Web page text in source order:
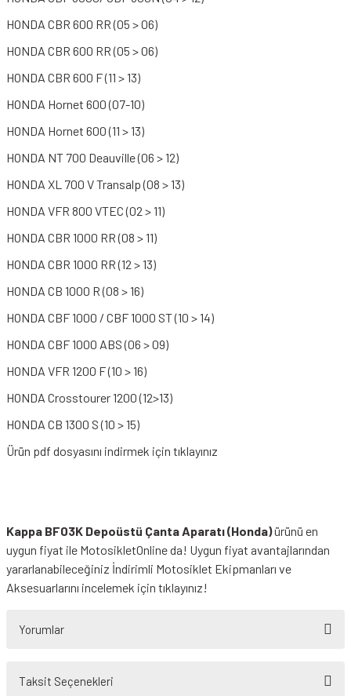
HONDA CBR 600 RR (05 > 06)
HONDA CBR 600 RR (05 > 06)
HONDA CBR 600 F (11 > 13)
HONDA Hornet 600 (07-10)
HONDA Hornet 600 (11 > 13)
HONDA NT 700 Deauville (06 > 12)
HONDA XL 700 V Transalp (08 > 13)
HONDA VFR 800 VTEC (02 > 11)
HONDA CBR 1000 RR (08 > 11)
HONDA CBR 1000 RR (12 > 13)
HONDA CB 1000 R (08 > 16)
HONDA CBF 1000 / CBF 1000 ST (10 > 14)
HONDA CBF 1000 ABS (06 > 09)
HONDA VFR 1200 F (10 > 16)
HONDA Crosstourer 1200 (12>13)
HONDA CB 1300 S (10 > 15)
Ürün pdf dosyasını indirmek için tıklayınız
Kappa BF03K Depoüstü Çanta Aparatı (Honda)ürünü en
uygun fiyat ile MotosikletOnline da! Uygun fiyat avantajlarından
yararlanabileceğiniz İndirimli Motosiklet Ekipmanları ve
Aksesuarlarını incelemek için tıklayınız!
Yorumlar
Taksit Seçenekleri